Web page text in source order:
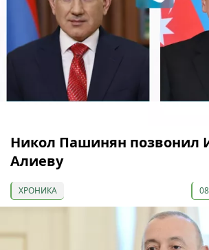
Никол Пашинян позвонил
Алиеву
ХРОНИКА